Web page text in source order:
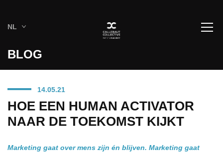
NL
BLOG
14.05.21
HOE EEN HUMAN ACTIVATOR
NAAR DE TOEKOMST KIJKT
Marketing gaat over mens zijn én blijven. Marketing gaat